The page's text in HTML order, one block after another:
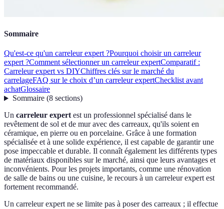
Sommaire
Qu'est-ce qu'un carreleur expert ?Pourquoi choisir un carreleur
expert ?Comment sélectionner un carreleur expertComparatif :
Carreleur expert vs DIYChiffres clés sur le marché du
carrelageFAQ sur le choix d’un carreleur expertChecklist avant
achatGlossaire
Sommaire(8 sections)
Un carreleur expertest un professionnel spécialisé dans le
revêtement de sol et de mur avec des carreaux, qu'ils soient en
céramique, en pierre ou en porcelaine. Grâce à une formation
spécialisée et à une solide expérience, il est capable de garantir une
pose impeccable et durable. Il connaît également les différents types
de matériaux disponibles sur le marché, ainsi que leurs avantages et
inconvénients. Pour les projets importants, comme une rénovation
de salle de bains ou une cuisine, le recours à un carreleur expert est
fortement recommandé.
Un carreleur expert ne se limite pas à poser des carreaux ; il effectue